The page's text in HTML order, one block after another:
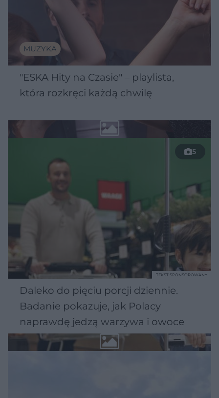
MUZYKA
"ESKA Hity na Czasie" – playlista,
która rozkręci każdą chwilę
5
Daleko do pięciu porcji dziennie.
Badanie pokazuje, jak Polacy
naprawdę jedzą warzywa i owoce
TEKST SPONSOROWANY